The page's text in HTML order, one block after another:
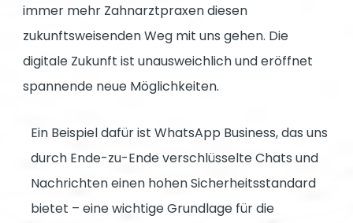
immer mehr Zahnarztpraxen diesen
zukunftsweisenden Weg mit uns gehen. Die
digitale Zukunft ist unausweichlich und eröffnet
spannende neue Möglichkeiten.
Ein Beispiel dafür ist WhatsApp Business, das uns
durch Ende-zu-Ende verschlüsselte Chats und
Nachrichten einen hohen Sicherheitsstandard
bietet – eine wichtige Grundlage für die